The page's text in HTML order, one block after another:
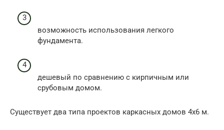
возможность использования легкого
фундамента.
дешевый по сравнению с кирпичным или
срубовым домом.
Существует два типа проектов каркасных домов 4х6 м.